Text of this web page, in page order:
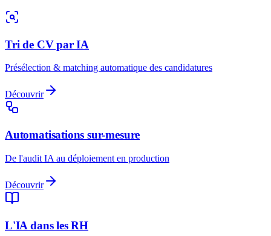
Tri de CV par IA
Présélection & matching automatique des candidatures
Découvrir
Automatisations sur-mesure
De l'audit IA au déploiement en production
Découvrir
L'IA dans les RH